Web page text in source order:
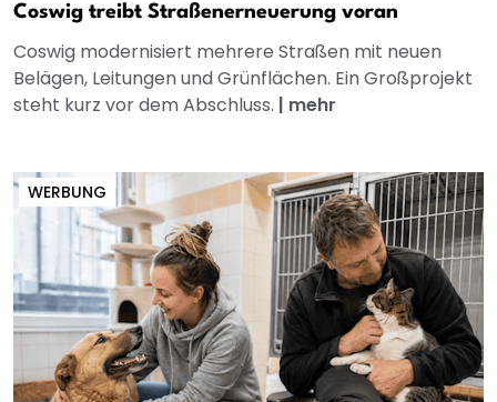
Coswig treibt Straßenerneuerung voran
Coswig modernisiert mehrere Straßen mit neuen
Belägen, Leitungen und Grünflächen. Ein Großprojekt
steht kurz vor dem Abschluss. | mehr
WERBUNG